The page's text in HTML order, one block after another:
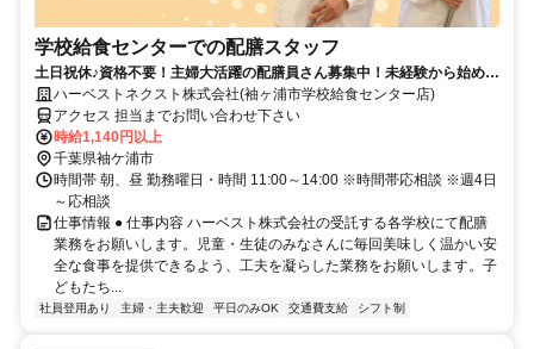
学校給食センターでの配膳スタッフ
土日祝休♪資格不要！主婦大活躍の配膳員さん募集中！未経験から始めら
れます！
ハーベストネクスト株式会社(袖ヶ浦市学校給食センター店)
アクセス 担当までお問い合わせ下さい
時給1,140円以上
千葉県袖ケ浦市
時間帯 朝、昼 勤務曜日・時間 11:00～14:00 ※時間帯応相談 ※週4日
～応相談
仕事情報 ● 仕事内容 ハーベスト株式会社の受託する各学校にて配膳
業務をお願いします。児童・生徒のみなさんに毎回美味しく温かい安
全な食事を提供できるよう、工夫を凝らした業務をお願いします。子
どもたち...
社員登用あり 主婦・主夫歓迎 平日のみOK 交通費支給 シフト制